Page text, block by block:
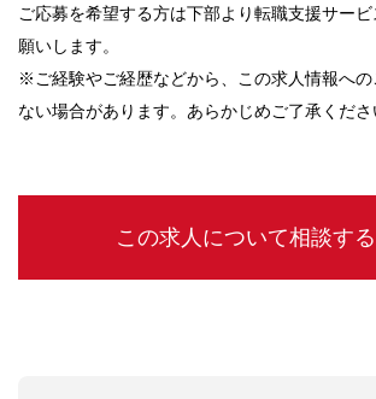
ご応募を希望する方は下部より転職支援サー
願いします。
※ご経験やご経歴などから、この求人情報への
ない場合があります。あらかじめご了承くださ
この求人について相談する